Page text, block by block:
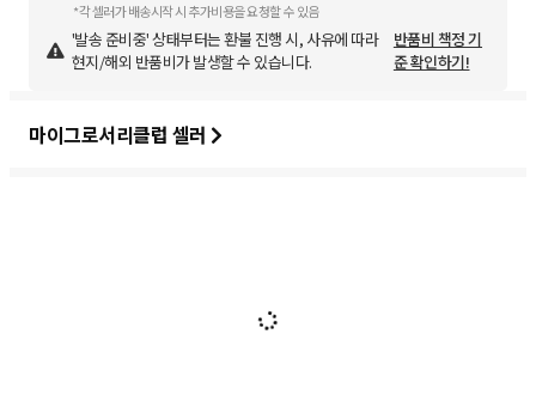
*각 셀러가 배송시작 시 추가비용을 요청할 수 있음
'발송 준비중' 상태부터는 환불 진행 시, 사유에 따라
현지/해외 반품비가 발생할 수 있습니다.
반품비 책정 기
준 확인하기!
마이그로서리클럽 셀러